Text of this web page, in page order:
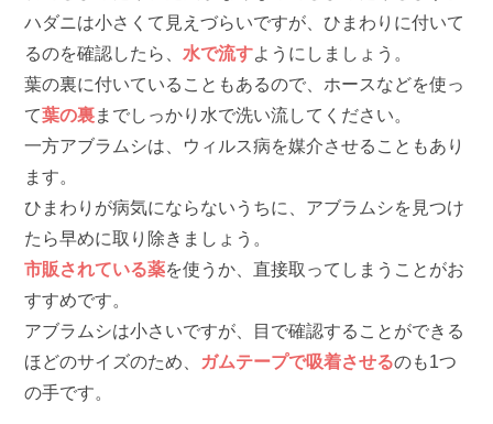
ハダニは小さくて見えづらいですが、ひまわりに付いて
るのを確認したら、 水で流すようにしましょう。
葉の裏に付いていることもあるので、ホースなどを使っ
て葉の裏までしっかり水で洗い流してください。
一方アブラムシは、ウィルス病を媒介させることもあり
ます。
ひまわりが病気にならないうちに、アブラムシを見つけ
たら早めに取り除きましょう。
市販されている薬を使うか、直接取ってしまうことがお
すすめです。
アブラムシは小さいですが、目で確認することができる
ほどのサイズのため、 ガムテープで吸着させるのも1つ
の手です。